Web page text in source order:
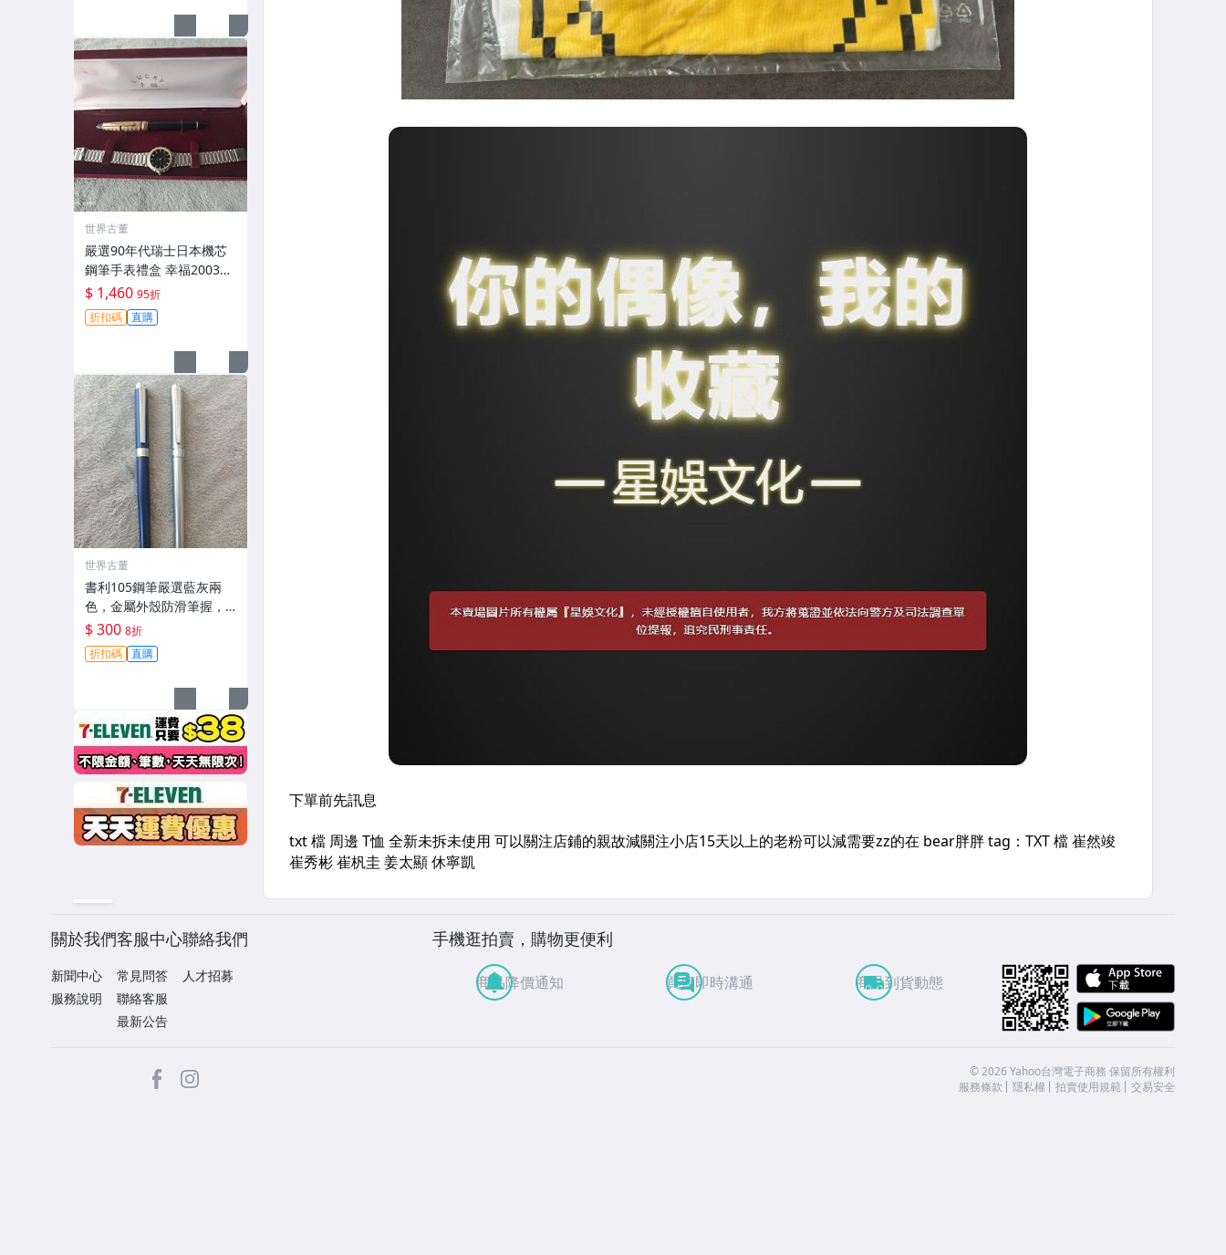
世界古董
嚴選90年代瑞士日本機芯
鋼筆手表禮盒 幸福2003做
工優良 全新未使用 稀有鋼
筆 時計 手錶
$ 1,460 95折
折扣碼 直購
世界古董
書利105鋼筆嚴選藍灰兩
色，金屬外殼防滑筆握，
奇特筆尖首次亮相可多面
書寫 紅藍黑 書利105鋼筆
嚴選藍灰兩色，金屬外殼
$ 300 8折
折扣碼 直購
關於我們
新聞中心
服務說明
客服中心
常見問答
聯絡客服
最新公告
聯絡我們
人才招募
手機逛拍賣，購物更便利
商品降價通知 買賣即時溝通 商品到貨動態
facebook ©2026 Yahoo台灣電子商務 保留所有權利
服務條款
隱私權 拍賣使用規範 交易安全